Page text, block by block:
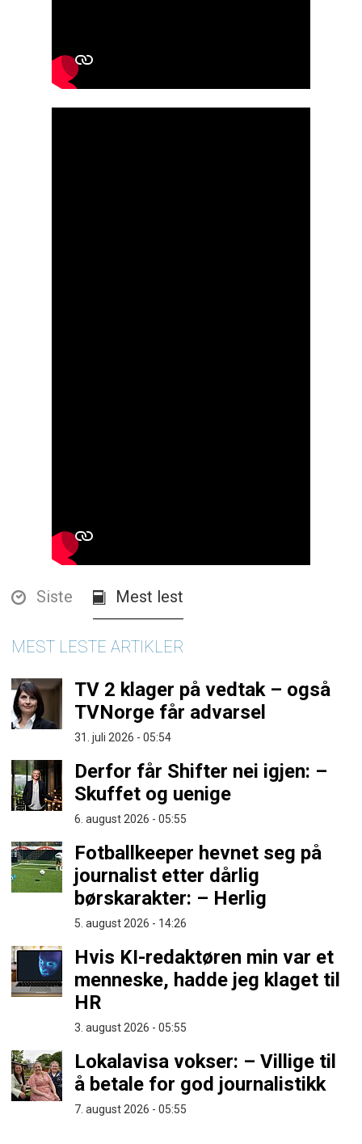
Siste Mest lest
MEST LESTE ARTIKLER
TV 2 klager på vedtak – også
TVNorge får advarsel
31. juli 2026 - 05:54
Derfor får Shifter nei igjen: –
Skuffet og uenige
6. august 2026 - 05:55
Fotballkeeper hevnet seg på
journalist etter dårlig
børskarakter: – Herlig
5. august 2026 - 14:26
Hvis KI-redaktøren min var et
menneske, hadde jeg klaget til
HR
3. august 2026 - 05:55
Lokalavisa vokser: – Villige til
å betale for god journalistikk
7. august 2026 - 05:55